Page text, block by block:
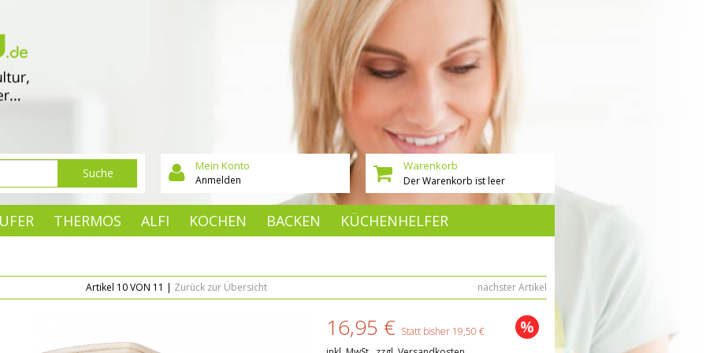
Mein Konto
Anmelden
THERMOS ALFI KOCHEN BACKEN
KÜCHENHELFER
Suche
Warenkorb
Der Warenkorb ist leer
Artikel 10 VON 11 | Zurück zur Übersicht nächster Artikel
%
16,95 € Statt bisher 19,50 €